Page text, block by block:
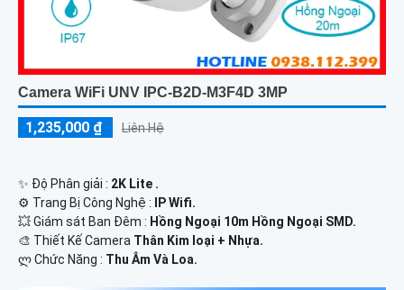
Camera WiFi UNV IPC-B2D-M3F4D 3MP
1,235,000 ₫ Liên Hệ
✨ Độ Phân giải : 2K Lite .
⚙ Trang Bị Công Nghệ :
IP Wifi.
💥 Giám sát Ban Đêm : Hồng Ngoại 10m Hồng Ngoại SMD.
🎨 Thiết Kế Camera Thân Kim loại + Nhựa.
️ლ Chức Năng : Thu Âm Và Loa.